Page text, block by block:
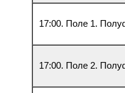
17:00. Поле 1.
17:00. Поле 2.